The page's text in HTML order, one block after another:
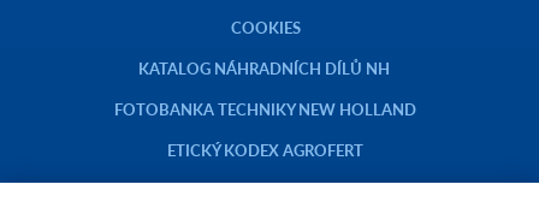
COOKIES
KATALOG NÁHRADNÍCH DÍLŮ NH
FOTOBANKA TECHNIKY NEW HOLLAND
ETICKÝ KODEX AGROFERT